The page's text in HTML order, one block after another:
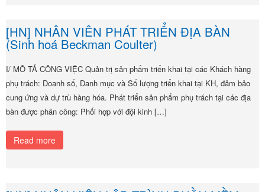
[HN] NHÂN VIÊN PHÁT TRIỂN ĐỊA BÀN
(Sinh hoá Beckman Coulter)
I/ MÔ TẢ CÔNG VIỆC Quản trị sản phẩm triển khai tại các Khách hàng
phụ trách: Doanh số, Danh mục và Số lượng triển khai tại KH, đảm bảo
cung ứng và dự trù hàng hóa. Phát triển sản phẩm phụ trách tại các địa
bàn được phân công: Phối hợp với đội kinh […]
Read more